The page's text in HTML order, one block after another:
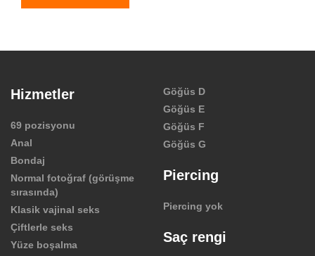
Hizmetler
69 pozisyonu
Anal
Bondaj
Normal fotoğraf (görüşme
sırasında)
Klasik vajinal seks
Çiftlerle seks
Yüze boşalma
Göğüs D
Göğüs E
Göğüs F
Göğüs G
Piercing
Piercing yok
Saç rengi